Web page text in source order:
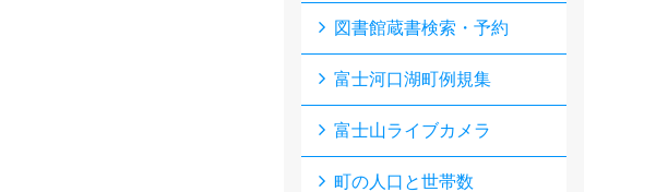
図書館蔵書検索・予約
富士河口湖町例規集
富士山ライブカメラ
町の人口と世帯数